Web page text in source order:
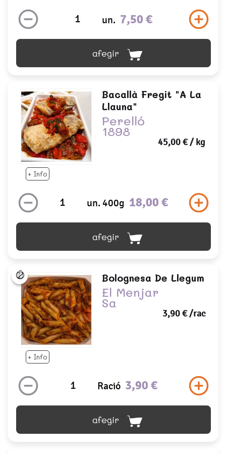
un. 7,50 €
afegir
+ Info
Bacallà Fregit "a La
Llauna"
Perelló
1898
45,00 €/ kg
un. 400g 18,00 €
afegir
+ Info
Bolognesa De Llegum
El Menjar
Sa
3,90 €/rac
Ració 3,90 €
afegir